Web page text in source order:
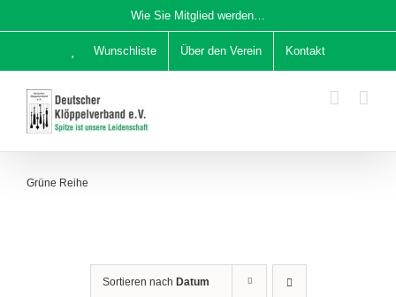
Inhalt
Wie Sie Mitglied werden…
Wunschliste Über den Verein Kontakt
Grüne Reihe
Sortieren nach Datum